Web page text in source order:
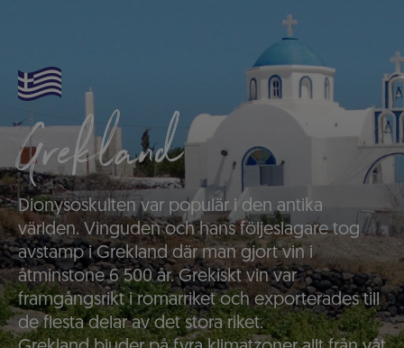
Grekland
Dionysoskulten var populär i den antika
världen. Vinguden och hans följeslagare tog
avstamp i Grekland där man gjort vin i
åtminstone 6 500 år. Grekiskt vin var
framgångsrikt i romarriket och exporterades till
de flesta delar av det stora riket.